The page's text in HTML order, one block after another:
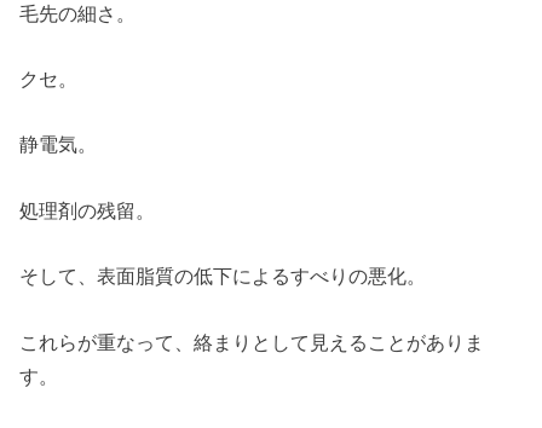
毛先の細さ。
クセ。
静電気。
処理剤の残留。
そして、表面脂質の低下によるすべりの悪化。
これらが重なって、絡まりとして見えることがありま
す。